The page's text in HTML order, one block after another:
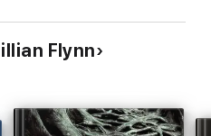
Flynn